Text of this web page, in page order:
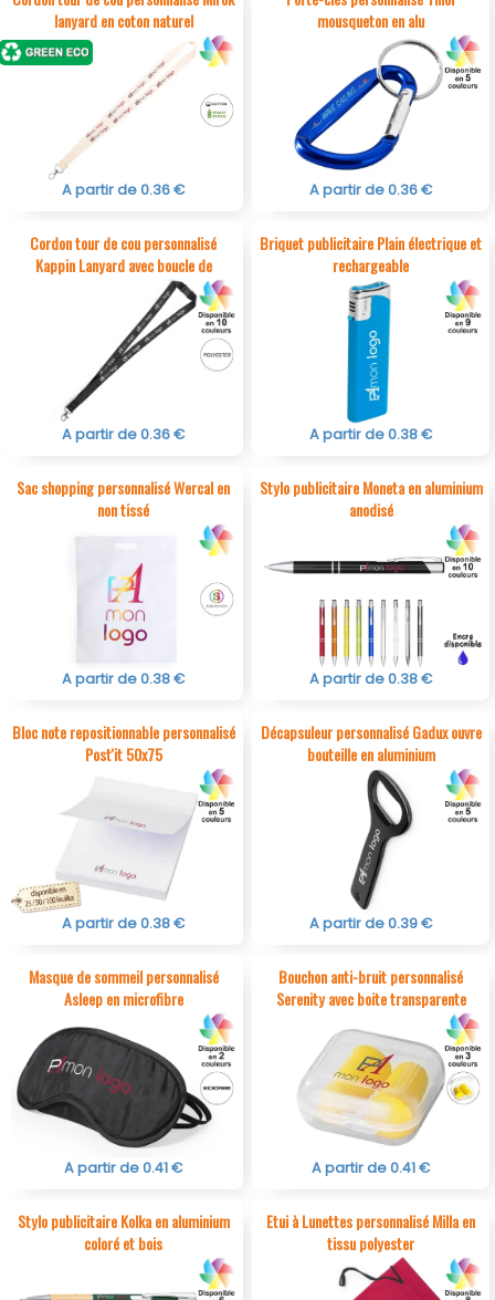
lanyard en coton naturel
A partir de 0.36 €
mousqueton en alu
A partir de 0.36 €
Cordon tour de cou personnalisé
Kappin Lanyard avec boucle de
A partir de 0.36 €
Briquet publicitaire Plain électrique et
rechargeable
A partir de 0.38 €
Sac shopping personnalisé Wercal en
non tissé
A partir de 0.38 €
Stylo publicitaire Moneta en aluminium
anodisé
A partir de 0.38 €
Bloc note repositionnable personnalisé
Post'it 50x75
A partir de 0.38 €
Décapsuleur personnalisé Gadux ouvre
bouteille en aluminium
A partir de 0.39 €
Masque de sommeil personnalisé
Asleep en microfibre
A partir de 0.41 €
Bouchon anti-bruit personnalisé
Serenity avec boite transparente
A partir de 0.41 €
Stylo publicitaire Kolka en aluminium
coloré et bois
Etui à Lunettes personnalisé Milla en
tissu polyester